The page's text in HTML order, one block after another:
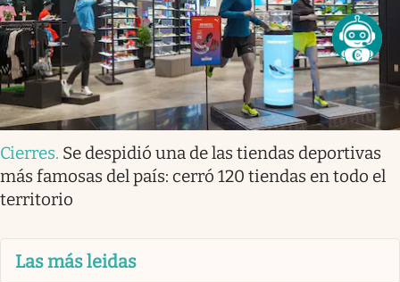
Cierres. Se despidió una de las tiendas deportivas
más famosas del país: cerró 120 tiendas en todo el
territorio
Las más leidas